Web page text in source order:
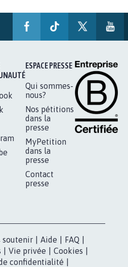
ESPACE PRESSE
Qui sommes-
nous?
Nos pétitions
dans la
presse
MyPetition
dans la
presse
Contact
presse
soutenir Aide FAQ
Vie privée Cookies
confidentialité